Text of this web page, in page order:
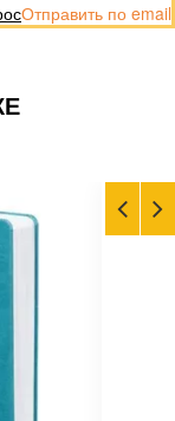
Отправить по email